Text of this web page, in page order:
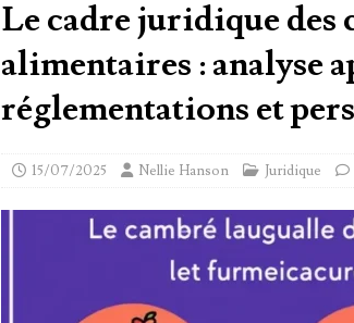
Le cadre juridique des
alimentaires : analyse
réglementations et
15/07/2025 Nellie Hanson Juridique